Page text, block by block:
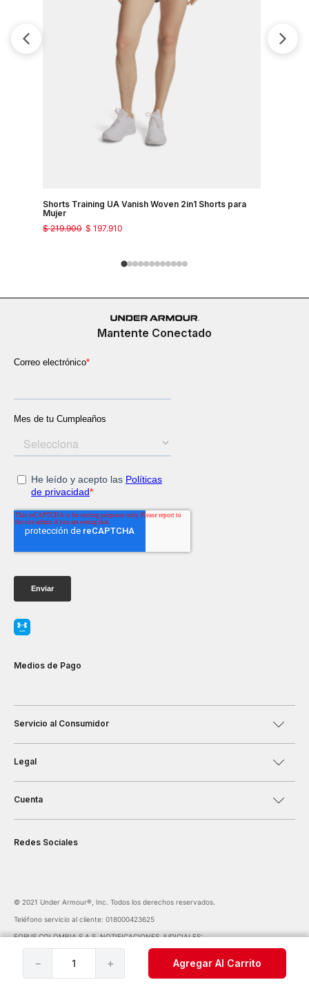
＋
－ Agregar Al Carrito
Shorts Training UA Vanish Woven 2in1 Shorts para
Mujer
$ 197.910
$ 219.900
Mantente Conectado
Medios de Pago
Servicio al Consumidor
Legal
Cuenta
Redes Sociales
©️ 2021 Under Armour®️, Inc. Todos los derechos reservados.
Teléfono servicio al cliente: 018000423625
FORUS COLOMBIA S.A.S. NOTIFICACIONES JUDICIALES:
notificaciones@forus.com.co
| Av. Carrera 45 Nº 108-27 BOGOTÁ COLOMBIA